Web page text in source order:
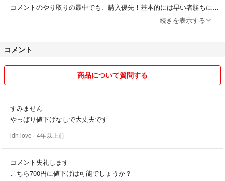
ディズニー Disney スプーン フォーク ３点セット入園 入学 弁当箱 電子レ
供 子ども おはし お箸 ケース キャラクター お弁当 ランチグッズ ランチ
ー プリンセス
コメントのやり取りの最中でも、購入優先！基本的には早い者勝ちにな
仕入れ値や配送料金を調整しプライシングしております。
・複数点ご購入の場合、可能な場合に限り送料カットの値引き対応をさ
※値下げ交渉に応じなかったが故に、遺憾ながら報復評価（悪評価を付
ける行為）を受ける事例が頻発し迷惑行為を確認しております。
＊━━━━・・・・・・・・・・・・・・━━━━＊
●これまで相当数のお取り引き・ご評価を頂戴し、残念ながら事実に反
続きを表示する
コメント
商品について質問する
すみません
やっぱり値下げなしで大丈夫です
ldh love - 4年以上前
コメント失礼します
こちら700円に値下げは可能でしょうか？